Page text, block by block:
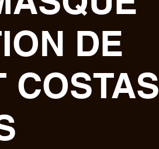
DE
COSTAS